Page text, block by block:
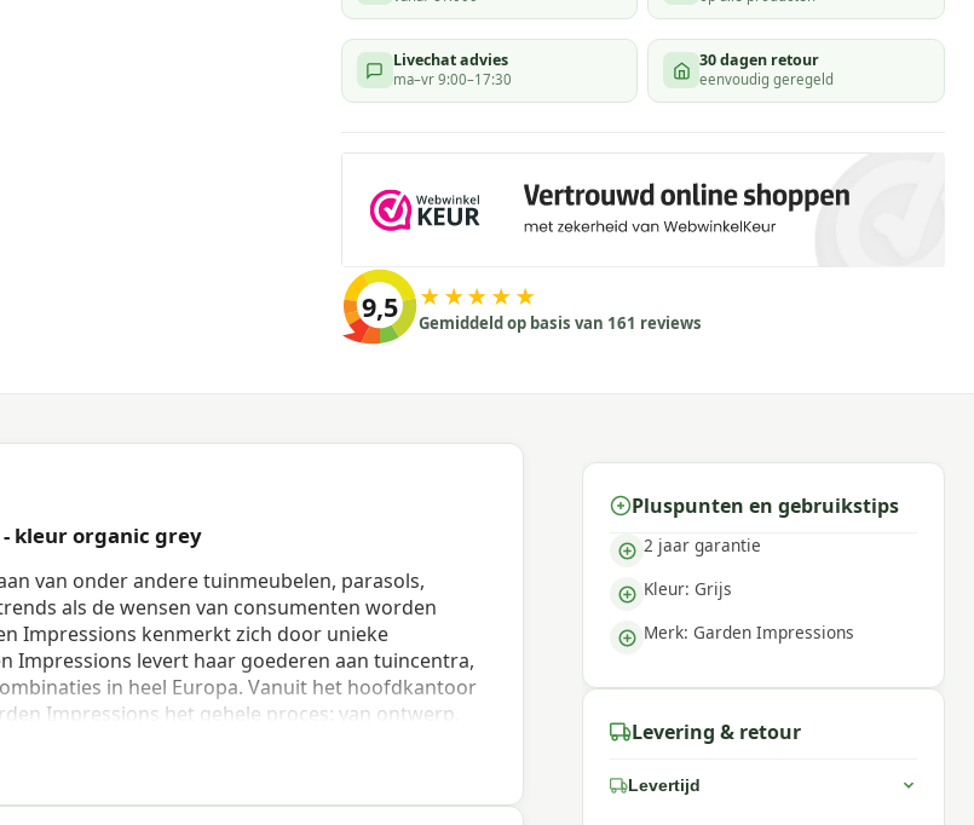
Livechat advies
ma–vr 9:00–17:30
30 dagen retour
eenvoudig geregeld
9,5 ★★★★★
Gemiddeld op basis van 161 reviews
kleur organic grey
van onder andere tuinmeubelen, parasols,
als de wensen van consumenten worden
Impressions kenmerkt zich door unieke
Impressions levert haar goederen aan tuincentra,
in heel Europa. Vanuit het hoofdkantoor
Impressions het gehele proces: van ontwerp,
eigen fabrieken in beheer heeft, is er
Pluspunten en gebruikstips
2 jaar garantie
Kleur: Grijs
Merk: Garden Impressions
Levering & retour
Levertijd